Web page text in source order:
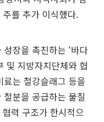
를 추가 이식했다.
장을 촉진하는 ‘바다
및 지방자치단체와 협
는 철강슬래그 등을
분을 공급하는 물질
력 구조가 한시적으